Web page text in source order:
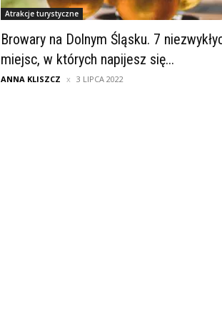
Atrakcje turystyczne
Browary na Dolnym Śląsku. 7
miejsc, w których napijesz się...
ANNA KLISZCZ 3 LIPCA 2022